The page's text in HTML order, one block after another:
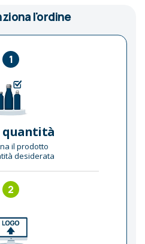
l'ordine
1
quantità
il prodotto
desiderata
2